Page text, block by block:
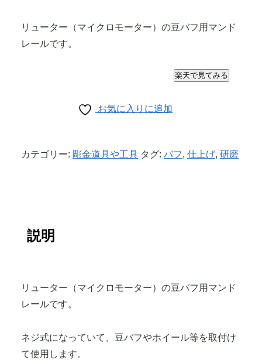
リューター（マイクロモーター）の豆バフ用マンド
レールです。
楽天で見てみる
お気に入りに追加
カテゴリー: 彫金道具や工具 タグ: バフ, 仕上げ, 研磨
説明
リューター（マイクロモーター）の豆バフ用マンド
レールです。
ネジ式になっていて、豆バフやホイール等を取付け
て使用します。